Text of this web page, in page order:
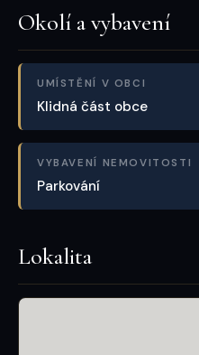
Okolí a vybavení
UMÍSTĚNÍ V OBCI
Klidná část obce
VYBAVENÍ NEMOVITOSTI
Parkování
Lokalita